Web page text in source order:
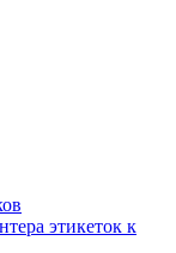
этикеток к